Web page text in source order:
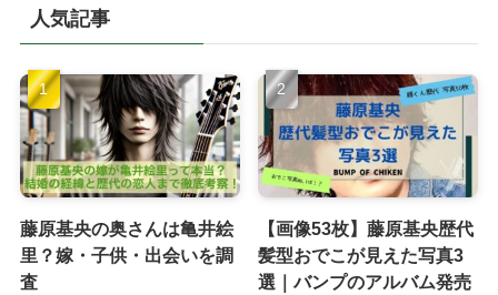
人気記事
藤原基央の奥さんは亀井絵
里？嫁・子供・出会いを調
査
【画像53枚】藤原基央歴代
髪型おでこが見えた写真3
選｜バンプのアルバム発売